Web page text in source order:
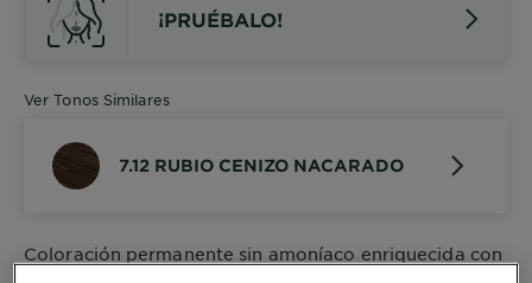
¡PRUÉBALO!
Ver Tonos Similares
7.12 RUBIO CENIZO NACARADO
Coloración permanente sin amoníaco enriquecida con